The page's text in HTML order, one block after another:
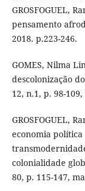
GROSFOGUEL,
pensamento
2018. p.223-246.
GOMES, Nilma
descolonização
12, n.1, p. 98-
GROSFOGUEL,
economia política
colonialidade
80, p. 115-147,